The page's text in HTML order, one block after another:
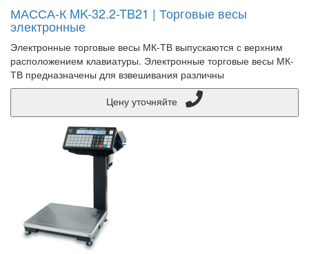
МАССА-К MK-32.2-TB21 | Торговые весы
электронные
Электронные торговые весы МК-ТВ выпускаются с верхним
расположением клавиатуры. Электронные торговые весы МК-
ТВ предназначены для взвешивания различны